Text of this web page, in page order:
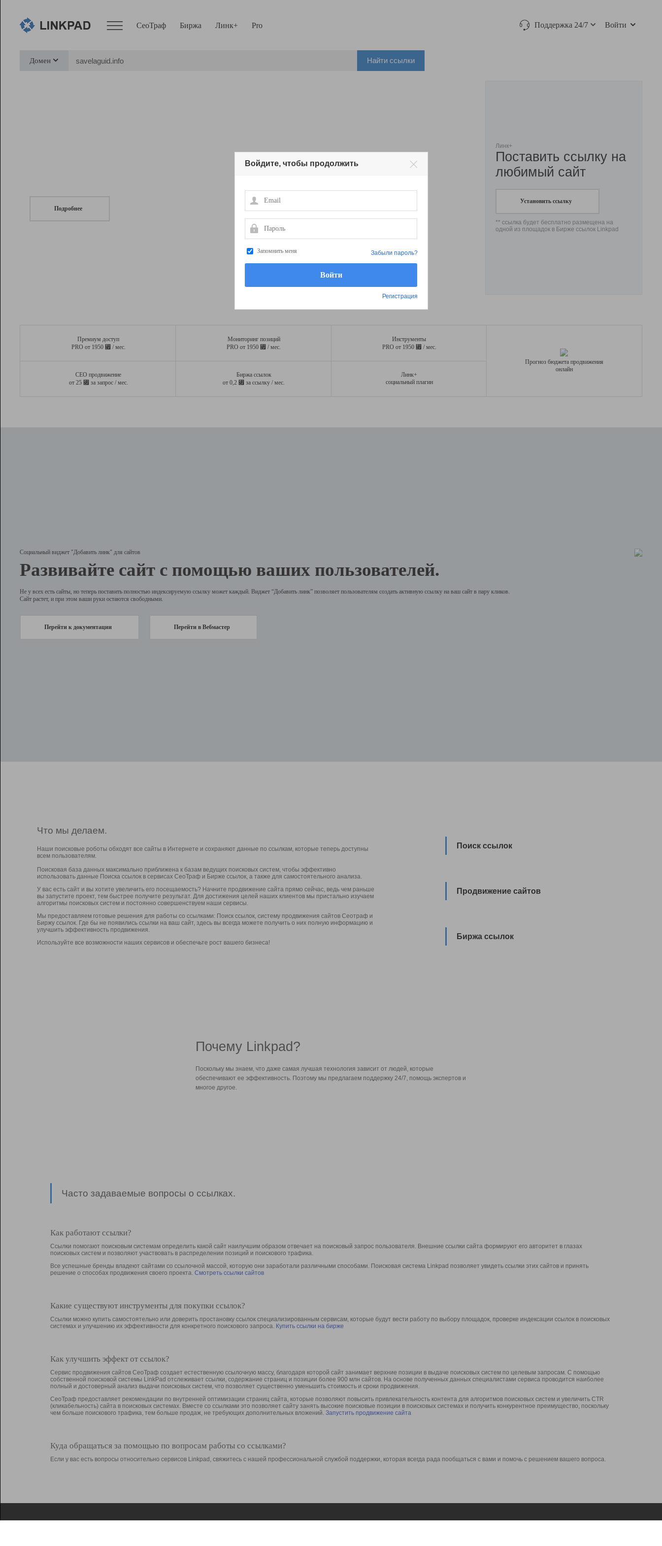
СеоТраф Биржа Линк+ Pro Поддержка 24/7 Войти
Домен Найти ссылки
Подробнее
Линк+
Поставить ссылку на
любимый сайт
Установить ссылку
** ссылка будет бесплатно размещена на
одной из площадок в Бирже ссылок Linkpad
Премиум доступ
PRO от 1950 ⃏ / мес.
Мониторинг позиций
PRO от 1950 ⃏ / мес.
Инструменты
PRO от 1950 ⃏ / мес.
СЕО продвижение
от 25 ⃏ за запрос / мес.
Биржа ссылок
от 0,2 ⃏ за ссылку / мес.
Линк+
социальный плагин
Прогноз бюджета продвижения
онлайн
Социальный виджет "Добавить линк" для сайтов
Развивайте сайт с помощью ваших пользователей.
Не у всех есть сайты, но теперь поставить полностью индексируемую ссылку может каждый. Виджет “Добавить линк” позволяет пользователям создать активную ссылку на ваш сайт в пару кликов.
Сайт растет, и при этом ваши руки остаются свободными.
Перейти к документации Перейти в Вебмастер
Что мы делаем.
Наши поисковые роботы обходят все сайты в Интернете и сохраняют данные по ссылкам, которые теперь доступны
всем пользователям.
Поисковая база данных максимально приближена к базам ведущих поисковых систем, чтобы эффективно
использовать данные Поиска ссылок в сервисах СеоТраф и Бирже ссылок, а также для самостоятельного анализа.
У вас есть сайт и вы хотите увеличить его посещаемость? Начните продвижение сайта прямо сейчас, ведь чем раньше
вы запустите проект, тем быстрее получите результат. Для достижения целей наших клиентов мы пристально изучаем
алгоритмы поисковых систем и постоянно совершенствуем наши сервисы.
Мы предоставляем готовые решения для работы со ссылками: Поиск ссылок, систему продвижения сайтов Сеотраф и
Биржу ссылок. Где бы не появились ссылки на ваш сайт, здесь вы всегда можете получить о них полную информацию и
улучшить эффективность продвижения.
Используйте все возможности наших сервисов и обеспечьте рост вашего бизнеса!
Поиск ссылок
Продвижение сайтов
Биржа ссылок
Почему Linkpad?
Поскольку мы знаем, что даже самая лучшая технология зависит от людей, которые
обеспечивают ее эффективность. Поэтому мы предлагаем поддержку 24/7, помощь экспертов и
многое другое.
Часто задаваемые вопросы о ссылках.
Как работают ссылки?
Ссылки помогают поисковым системам определить какой сайт наилучшим образом отвечает на поисковый запрос пользователя. Внешние ссылки сайта формируют его авторитет в глазах
поисковых систем и позволяют участвовать в раcпределении позиций и поискового трафика.
Все успешные бренды владеют сайтами со ссылочной массой, которую они заработали различными способами. Поисковая система Linkpad позволяет увидеть ссылки этих сайтов и принять
решение о способах продвижения своего проекта. Смотреть ссылки сайтов
Какие существуют инструменты для покупки ссылок?
Ссылки можно купить самостоятельно или доверить простановку ссылок специализированным сервисам, которые будут вести работу по выбору площадок, проверке индексации ссылок в поисковых
системах и улучшению их эффективности для конкретного поискового запроса. Купить ссылки на бирже
Как улучшить эффект от ссылок?
Сервис продвижения сайтов СеоТраф создает естественную ссылочную массу, благодаря которой сайт занимает верхние позиции в выдаче поисковых систем по целевым запросам. С помощью
собственной поисковой системы LinkPad отслеживает ссылки, содержание страниц и позиции более 900 млн сайтов. На основе полученных данных специалистами сервиса проводится наиболее
полный и достоверный анализ выдачи поисковых систем, что позволяет существенно уменьшить стоимость и сроки продвижения.
СеоТраф предоставляет рекомендации по внутренней оптимизации страниц сайта, которые позволяют повысить привлекательность контента для алгоритмов поисковых систем и увеличить CTR
(кликабельность) сайта в поисковых системах. Вместе со ссылками это позволяет сайту занять высокие поисковые позиции в поисковых системах и получить конкурентное преимущество, поскольку
чем больше поискового трафика, тем больше продаж, не требующих дополнительных вложений. Запустить продвижение сайта
Куда обращаться за помощью по вопросам работы со ссылками?
Если у вас есть вопросы относительно сервисов Linkpad, свяжитесь с нашей профессиональной службой поддержки, которая всегда рада пообщаться с вами и помочь с решением вашего вопроса.
Войдите, чтобы продолжить
Email
Пароль
Запомнить меня
Регистрация
Забыли пароль?